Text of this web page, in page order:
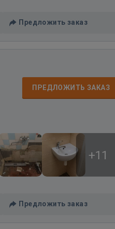
Предложить заказ
ПРЕДЛОЖИТЬ ЗАКАЗ
+11
Предложить заказ